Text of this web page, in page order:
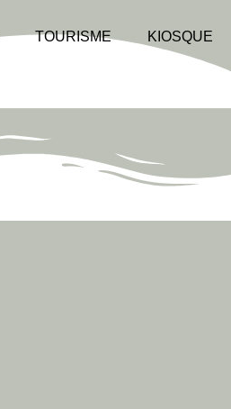
TOURISME KIOSQUE